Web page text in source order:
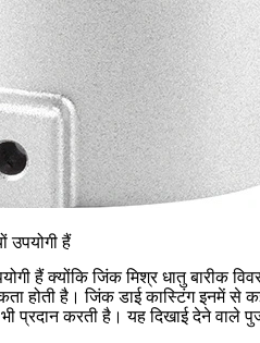
उपयोगी हैं
हैं क्योंकि जिंक मिश्र धातु बारीक
है। जिंक डाई कास्टिंग इनमें से
प्रदान करती है। यह दिखाई देने वाले